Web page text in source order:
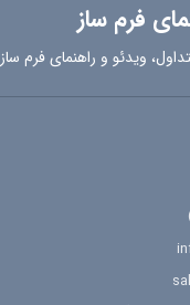
فرم ساز
ویدئو و راهنمای فرم ساز